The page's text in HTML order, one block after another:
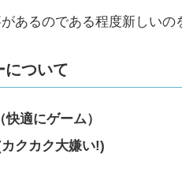
あるのである程度新しいの
について
適にゲーム）
クカク大嫌い!)